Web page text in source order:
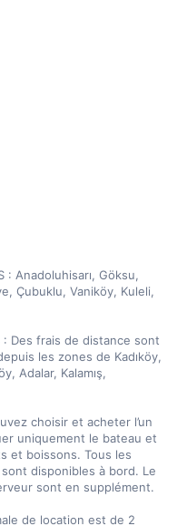
: Anadoluhisarı, Göksu,
Çubuklu, Vaniköy, Kuleli,
: Des frais de distance sont
les zones de Kadıköy,
Adalar, Kalamış,
choisir et acheter l’un
uniquement le bateau et
et boissons. Tous les
disponibles à bord. Le
sont en supplément.
de location est de 2